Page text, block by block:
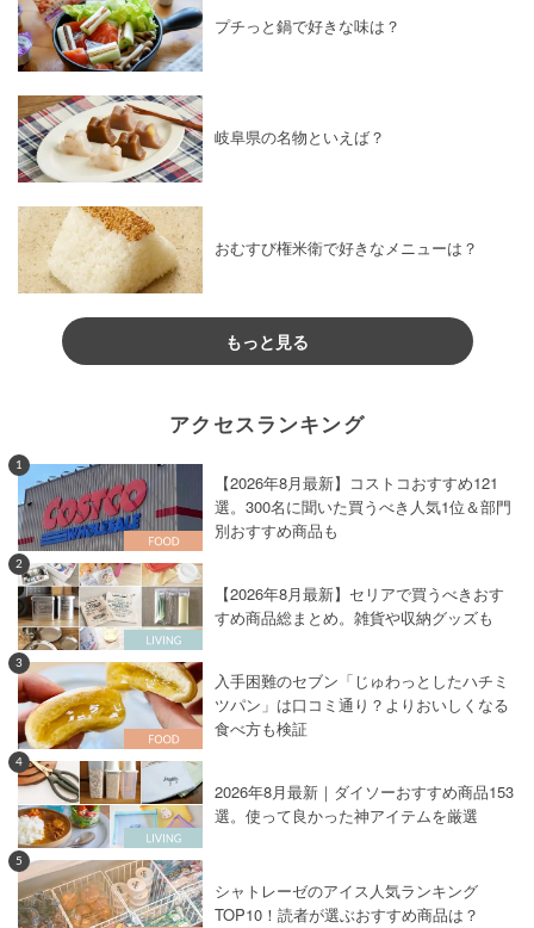
プチっと鍋で好きな味は？
岐阜県の名物といえば？
おむすび権米衛で好きなメニューは？
もっと見る
アクセスランキング
1
【2026年8月最新】コストコおすすめ121
選。300名に聞いた買うべき人気1位＆部門
別おすすめ商品も
2
【2026年8月最新】セリアで買うべきおす
すめ商品総まとめ。雑貨や収納グッズも
3
入手困難のセブン「じゅわっとしたハチミ
ツパン」は口コミ通り？よりおいしくなる
食べ方も検証
4
2026年8月最新｜ダイソーおすすめ商品153
選。使って良かった神アイテムを厳選
5
シャトレーゼのアイス人気ランキング
TOP10！読者が選ぶおすすめ商品は？